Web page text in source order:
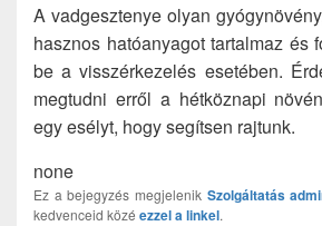
A vadgesztenye olyan
hasznos hatóanyagot tartalmaz és
be a visszérkezelés esetében.
megtudni erről a hétköznapi
egy esélyt, hogy segítsen rajtunk.
none
Ez a bejegyzés megjelenik Szolgáltatás
kedvenceid közé ezzel a linkel.